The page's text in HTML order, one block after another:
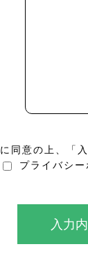
に同意の上、「
プライバシ
入力